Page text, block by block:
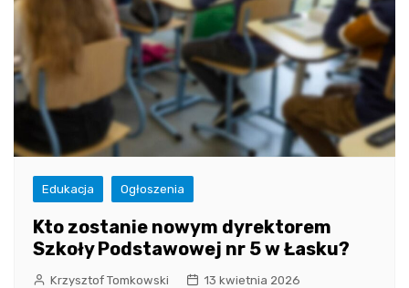
Edukacja Ogłoszenia
Kto zostanie nowym dyrektorem
Szkoły Podstawowej nr 5 w Łasku?
Krzysztof Tomkowski 13 kwietnia 2026